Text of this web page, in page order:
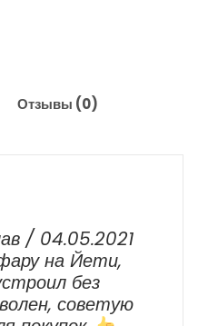
Отзывы (0)
/ 04.05.2021
на Йети,
без
советую